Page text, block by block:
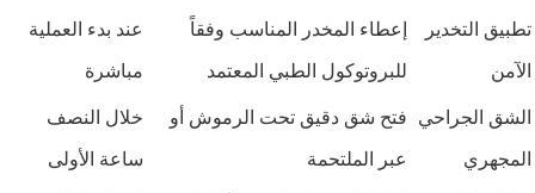
تطبيق التخدير
الآمن
إعطاء المخدر المناسب وفقاً
للبروتوكول الطبي المعتمد
عند بدء العملية
مباشرة
الشق الجراحي
المجهري
فتح شق دقيق تحت الرموش أو
عبر الملتحمة
خلال النصف
ساعة الأولى